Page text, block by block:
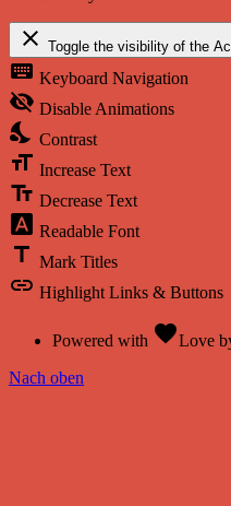
close Toggle the visibility of the
keyboard Keyboard Navigation
visibility_off Disable Animations
nights_stay Contrast
format_size Increase Text
text_fields Decrease Text
font_download Readable Font
title Mark Titles
link Highlight Links & Buttons
Powered with favoriteLove
Nach oben